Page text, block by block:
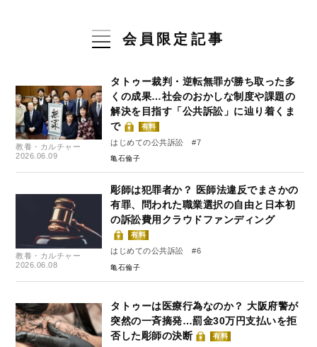
会員限定記事
教養・カルチャー
2026.06.09
タトゥー裁判・逆転無罪が勝ち取った多
くの成果…社会のおかしな制度や課題の
解決を目指す「公共訴訟」に辿り着くま
で
有料
はじめての公共訴訟 #7
亀石倫子
教養・カルチャー
2026.06.08
彫師は犯罪者か？ 医師法違反でまさかの
有罪、問われた職業選択の自由と日本初
の訴訟費用クラウドファンディング
有料
はじめての公共訴訟 #6
亀石倫子
タトゥーは医療行為なのか？ 大阪府警が
突然の一斉摘発…罰金30万円支払いを拒
否した彫師の決断
有料